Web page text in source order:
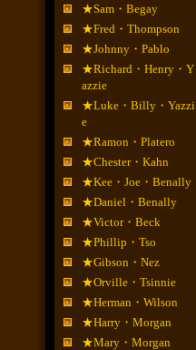
★Sam・Begay
★Fred・Thompson
★Johnny・Pablo
★Richard・Henry・Y
azzie
★Luke・Billy・Yazzi
e
★Ramon・Platero
★Chester・Kahn
★Kee・Joe・Benally
★Daniel・Benally
★Victor・Beck
★Phillip・Tso
★Gibson・Nez
★Orville・Tsinnie
★Herman・Wilson
★Harry・Morgan
★Mary・Morgan